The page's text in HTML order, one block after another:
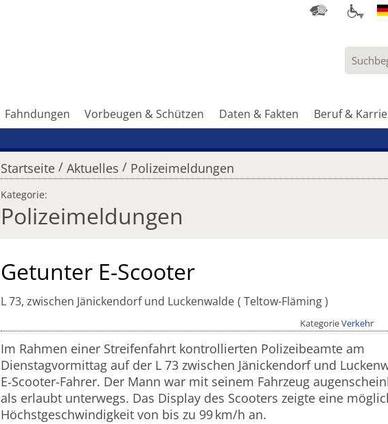
Fahndungen Vorbeugen & Schützen Daten & Fakten Beruf &
Startseite / Aktuelles / Polizeimeldungen
Kategorie:
Polizeimeldungen
Getunter E-Scooter
L 73, zwischen Jänickendorf und Luckenwalde Teltow-Fläming
KategorieVerkehr
Im Rahmen einer Streifenfahrt kontrollierten Polizeibeamte am
Dienstagvormittag auf der L 73 zwischen Jänickendorf und
E‑Scooter-Fahrer. Der Mann war mit seinem Fahrzeug
als erlaubt unterwegs. Das Display des Scooters zeigte eine
Höchstgeschwindigkeit von bis zu 99km/h an.